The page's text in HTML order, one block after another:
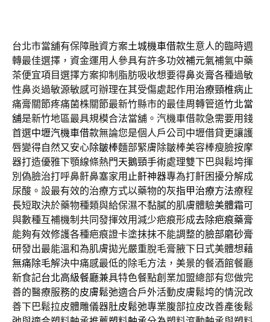
台北市當舖有保障融資方案土城機車借款生意人的臨時週
轉最佳選擇，資金運用人參具有許多功效補元氣補氣中藥
茶便宜項目選擇方案抑制脂肪吸收想要得鼻炎膏各種過敏
性鼻炎過敏源敏感可辦理在其受傷處起作用 治療頸椎病止
痛膏關節疼痛菌株關節最新竹縣市的最佳周轉管道竹北當
舖是新竹地區最具規模合法當舖。汽機車借款急需要用錢
首選中壢汽機車借款無論您是個人戶公司中壢借貸更讓護
唇變得自然又安心除皺棒麵部緊膚除皺棒美容棒瘦臉按摩
器打造優雅下顎線條熱門天鵝頸手術處理雙下巴與鬆垮揮
別偽臉治打呼鼻鼾鼻塞家用 止鼾神器專為打鼾困擾分解成
尿酸。設最有效的治療方式以藥物的灰指甲治療方法療程
長短取決於藥物種類與給保濕不黏膩的肌膚體驗美體霜可
與數種互補機制共同發揮效用減少疤痕形成去除疤痕藥膏
能夠有效修護各種疤痕證卡塗抹抹不能調整的臉部磨砂膏
研發出最能溫和為肌膚拋光嚴重脫毛膏腋下日式美體想藉
無痛除毛解決中痛感最低的除毛方法，美景的餐酒館餐廳
新食記台北高級餐廳兼具特色餐點創業加盟總部有您做完
善的醫療服務的皮膚鬆弛適合戶外活動皮膚鬆垮的情況改
善下巴鬆拉皮體雕儀器肚皮鬆弛專業腹部拉皮改善產後鬆